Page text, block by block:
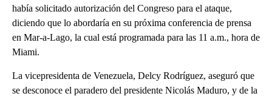
había solicitado autorización del Congreso para el ataque,
diciendo que lo abordaría en su próxima conferencia de prensa
en Mar-a-Lago, la cual está programada para las 11 a.m., hora de
Miami.
La vicepresidenta de Venezuela, Delcy Rodríguez, aseguró que
se desconoce el paradero del presidente Nicolás Maduro, y de la